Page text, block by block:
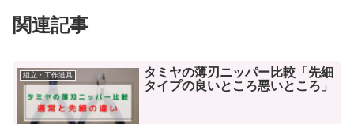
関連記事
組立・工作道具
タミヤの薄刃ニッパー比較「先細
タイプの良いところ悪いところ」